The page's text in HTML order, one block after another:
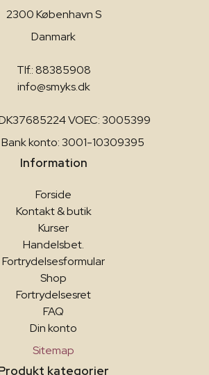
2300 København S
Danmark
Tlf.: 88385908
info@smyks.dk
VOEC: 3005399
Bank konto: 3001-10309395
Information
Forside
Kontakt & butik
Kurser
Handelsbet.
Fortrydelsesformular
Shop
Fortrydelsesret
FAQ
Din konto
Sitemap
kategorier